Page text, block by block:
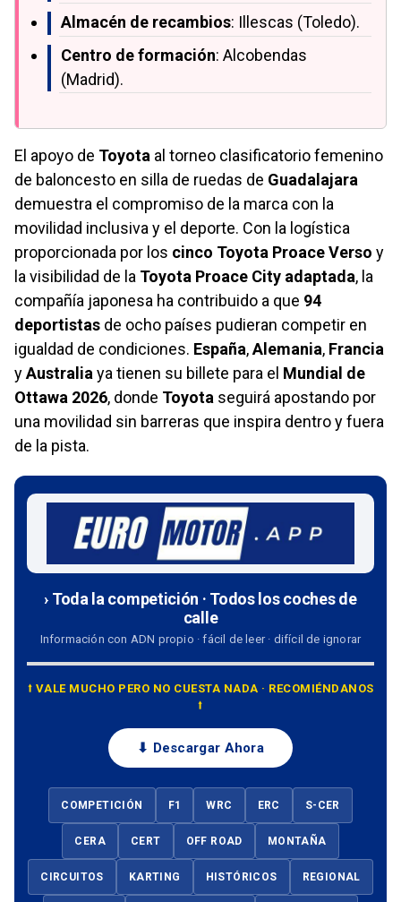
Almacén de recambios: Illescas (Toledo).
Centro de formación: Alcobendas
(Madrid).
El apoyo de Toyota al torneo clasificatorio femenino
de baloncesto en silla de ruedas de Guadalajara
demuestra el compromiso de la marca con la
movilidad inclusiva y el deporte. Con la logística
proporcionada por los cinco Toyota Proace Verso y
la visibilidad de la Toyota Proace City adaptada, la
compañía japonesa ha contribuido a que 94
deportistas de ocho países pudieran competir en
igualdad de condiciones. España,Alemania, Francia
yAustraliaya tienen su billete para el Mundial de
Ottawa 2026, donde Toyota seguirá apostando por
una movilidad sin barreras que inspira dentro y fuera
de la pista.
› Toda la competición · Todos los coches de
calle
Información con ADN propio · fácil de leer · difícil de ignorar
⭡ VALE MUCHO PERO NO CUESTA NADA · RECOMIÉNDANOS
⭡
⬇ Descargar Ahora
COMPETICIÓN F1 WRC ERC S-CER
CERA CERT OFF ROAD MONTAÑA
CIRCUITOS KARTING HISTÓRICOS REGIONAL